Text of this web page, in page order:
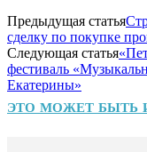
Предыдущая статья
сделку по покупке
Следующая статья
фестиваль
Екатерины»
ЭТО МОЖЕТ БЫТЬ